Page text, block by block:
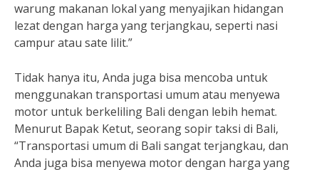
warung makanan lokal yang menyajikan hidangan
lezat dengan harga yang terjangkau, seperti nasi
campur atau sate lilit.”
Tidak hanya itu, Anda juga bisa mencoba untuk
menggunakan transportasi umum atau menyewa
motor untuk berkeliling Bali dengan lebih hemat.
Menurut Bapak Ketut, seorang sopir taksi di Bali,
“Transportasi umum di Bali sangat terjangkau, dan
Anda juga bisa menyewa motor dengan harga yang